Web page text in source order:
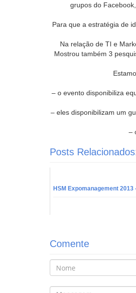
grupos do
Para que a estratégia de
Na relação de TI e
Mostrou também 3
– o evento disponibiliza
– eles disponibilizam um
–
Posts
HSM Expomanagement 2013
Comente